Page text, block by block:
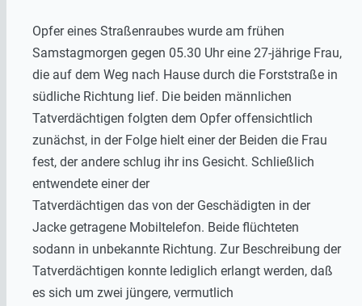
Opfer eines Straßenraubes wurde am frühen
Samstagmorgen gegen 05.30 Uhr eine 27-jährige Frau,
die auf dem Weg nach Hause durch die Forststraße in
südliche Richtung lief. Die beiden männlichen
Tatverdächtigen folgten dem Opfer offensichtlich
zunächst, in der Folge hielt einer der Beiden die Frau
fest, der andere schlug ihr ins Gesicht. Schließlich
entwendete einer der
Tatverdächtigen das von der Geschädigten in der
Jacke getragene Mobiltelefon. Beide flüchteten
sodann in unbekannte Richtung. Zur Beschreibung der
Tatverdächtigen konnte lediglich erlangt werden, daß
es sich um zwei jüngere, vermutlich